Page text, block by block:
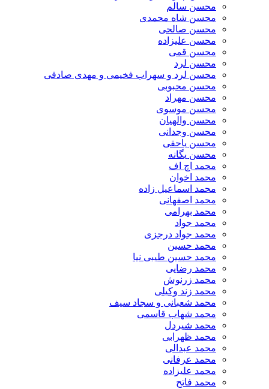
محسن سالم
محسن شاه محمدی
محسن صالحی
محسن علیزاده
محسن قمی
محسن لرد
محسن لرد و سهراب فخیمی و مهدی صادقی
محسن محبوبی
محسن مهراد
محسن موسوی
محسن والهیان
محسن وجدانی
محسن یاحقی
محسن یگانه
محمد اچ اف
محمد اخوان
محمد اسماعیل زاده
محمد اصفهانی
محمد بهرامی
محمد جواد
محمد جواد درجزی
محمد حسین
محمد حسین طیبی نیا
محمد رضایی
محمد زرنوش
محمد زند وکیلی
محمد شعبانی و سجاد سیف
محمد شهاب قاسمی
​محمد شیردل
محمد ظهرابی
محمد عبدالی
محمد عرفانی
محمد علیزاده
محمد فاتح